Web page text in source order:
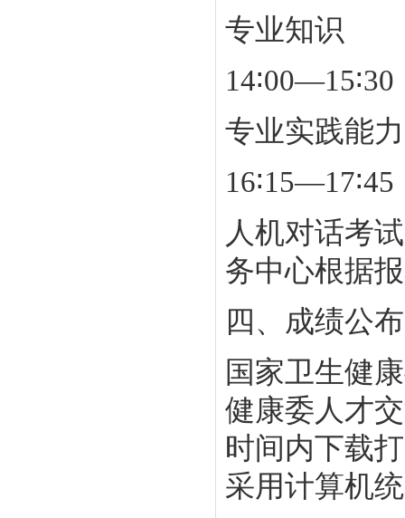
专业知识
14∶00—15∶30
专业实践能力
16∶15—17∶45
人机对话考
务中心根据
四、成绩公布
国家卫生健
健康委人才
时间内下载
采用计算机